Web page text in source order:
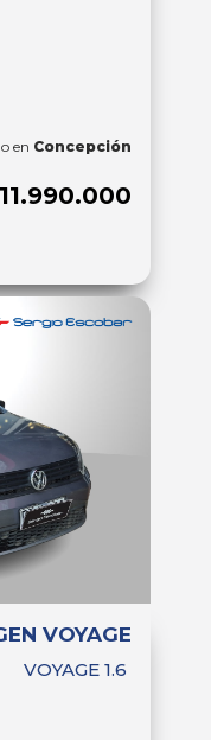
en Concepción
VOYAGE
VOYAGE 1.6